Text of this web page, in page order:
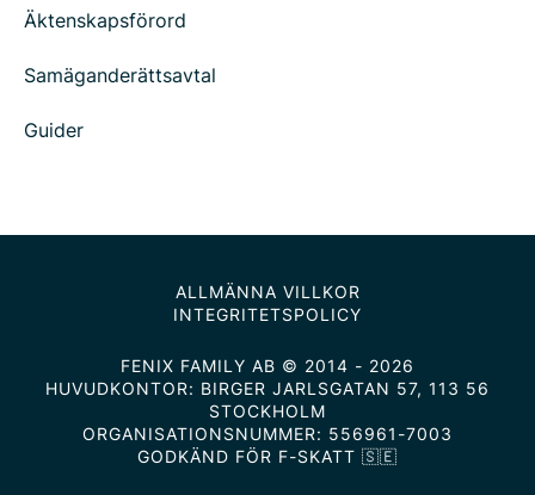
Äktenskapsförord
Samäganderättsavtal
Guider
ALLMÄNNA VILLKOR
INTEGRITETSPOLICY
FENIX FAMILY AB © 2014 - 2026
HUVUDKONTOR: BIRGER JARLSGATAN 57, 113 56
STOCKHOLM
ORGANISATIONSNUMMER: 556961-7003
GODKÄND FÖR F-SKATT 🇸🇪